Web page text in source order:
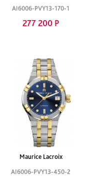
AI6006-PVY13-170-1
277 200 Р
Maurice Lacroix
AI6006-PVY13-450-2